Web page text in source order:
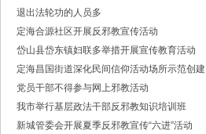
退出法轮功的人员多
定海合源社区开展反邪教宣传活动
岱山县岱东镇妇联多举措开展宣传教育活动
定海昌国街道深化民间信仰活动场所示范创建
党员干部不得参与网上邪教活动
我市举行基层政法干部反邪教知识培训班
新城管委会开展夏季反邪教宣传“六进”活动